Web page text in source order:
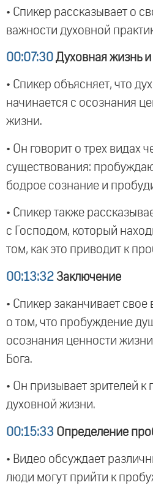
• Спикер рассказывает о
важности духовной
00:07:30 Духовная жизнь
• Спикер объясняет, что
начинается с осознания
жизни.
• Он говорит о трех видах
существования:
бодрое сознание и
• Спикер также
с Господом, который
том, как это приводит к
00:13:32 Заключение
• Спикер заканчивает
о том, что пробуждение
осознания ценности
Бога.
• Он призывает зрителей
духовной жизни.
00:15:33 Определение
• Видео обсуждает
люди могут прийти к